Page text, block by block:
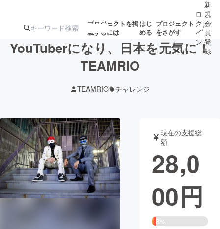
プロジェクトを掲
載するには
はじ
める
プロジェクト
をさがす
ジェクト
ロジェクト
アート・写真 音楽
テクノロジー・ガジェット ゲーム・
映像・映画 書籍・雑誌
チャレンジ
ロ
グ
イ
ン
/
新
規
会
員
登
録
YouTuberになり、日本を元気に！
TEAMRIO
TEAMRIO チャレンジ
現在の支援総
額
28,0
00円
8%